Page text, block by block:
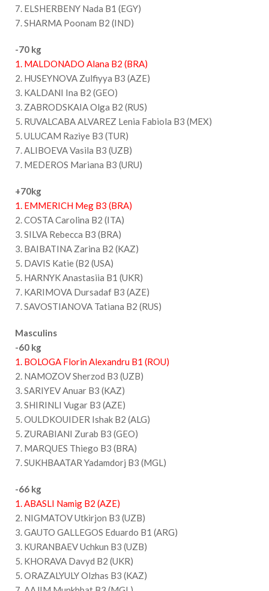
7. ELSHERBENY Nada B1 (EGY)
7. SHARMA Poonam B2 (IND)
-70 kg
1. MALDONADO Alana B2 (BRA)
2. HUSEYNOVA Zulfiyya B3 (AZE)
3. KALDANI Ina B2 (GEO)
3. ZABRODSKAIA Olga B2 (RUS)
5. RUVALCABA ALVAREZ Lenia Fabiola B3 (MEX)
5. ULUCAM Raziye B3 (TUR)
7. ALIBOEVA Vasila B3 (UZB)
7. MEDEROS Mariana B3 (URU)
+70kg
1. EMMERICH Meg B3 (BRA)
2. COSTA Carolina B2 (ITA)
3. SILVA Rebecca B3 (BRA)
3. BAIBATINA Zarina B2 (KAZ)
5. DAVIS Katie (B2 (USA)
5. HARNYK Anastasiia B1 (UKR)
7. KARIMOVA Dursadaf B3 (AZE)
7. SAVOSTIANOVA Tatiana B2 (RUS)
Masculins
-60 kg
1. BOLOGA Florin Alexandru B1 (ROU)
2. NAMOZOV Sherzod B3 (UZB)
3. SARIYEV Anuar B3 (KAZ)
3. SHIRINLI Vugar B3 (AZE)
5. OULDKOUIDER Ishak B2 (ALG)
5. ZURABIANI Zurab B3 (GEO)
7. MARQUES Thiego B3 (BRA)
7. SUKHBAATAR Yadamdorj B3 (MGL)
-66 kg
1. ABASLI Namig B2 (AZE)
2. NIGMATOV Utkirjon B3 (UZB)
3. GAUTO GALLEGOS Eduardo B1 (ARG)
3. KURANBAEV Uchkun B3 (UZB)
5. KHORAVA Davyd B2 (UKR)
5. ORAZALYULY Olzhas B3 (KAZ)